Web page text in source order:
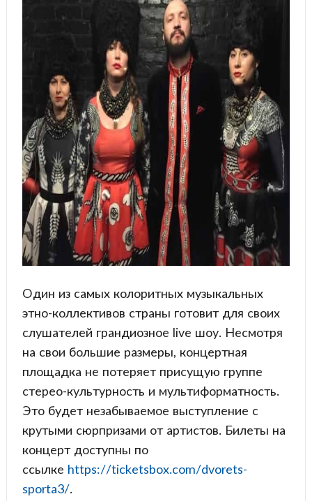
Один из самых колоритных музыкальных
этно-коллективов страны готовит для своих
слушателей грандиозное live шоу. Несмотря
на свои большие размеры, концертная
площадка не потеряет присущую группе
стерео-культурность и мультиформатность.
Это будет незабываемое выступление с
крутыми сюрпризами от артистов. Билеты на
концерт доступны по
ссылке https://ticketsbox.com/dvorets-
sporta3/.